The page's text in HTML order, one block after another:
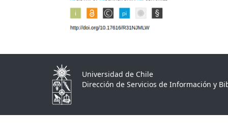
Universidad de Chile
Dirección de Servicios de Información y